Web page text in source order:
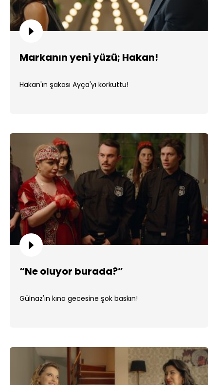
Markanın yeni yüzü; Hakan!
Hakan'ın şakası Ayça'yı korkuttu!
“Ne oluyor burada?”
Gülnaz'ın kına gecesine şok baskın!